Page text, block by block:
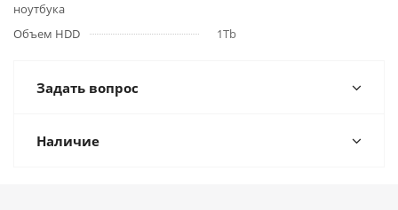
ноутбука
Объем HDD 1Tb
Задать вопрос
Наличие